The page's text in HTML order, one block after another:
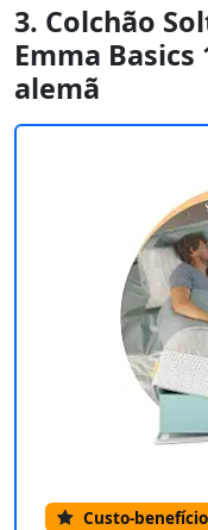
3. Colchão
Emma
alemã
Custo-benefício